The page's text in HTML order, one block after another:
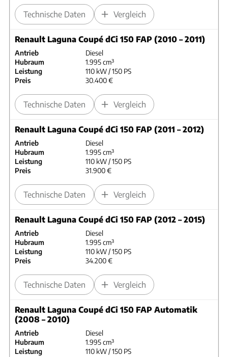
Technische Daten Vergleich
Renault Laguna Coupé dCi 150 FAP (2010 – 2011)
Antrieb
Diesel
Hubraum
1.995 cm³
Leistung
110 kW / 150 PS
Preis
30.400 €
Technische Daten Vergleich
Renault Laguna Coupé dCi 150 FAP (2011 – 2012)
Antrieb
Diesel
Hubraum
1.995 cm³
Leistung
110 kW / 150 PS
Preis
31.900 €
Technische Daten Vergleich
Renault Laguna Coupé dCi 150 FAP (2012 – 2015)
Antrieb
Diesel
Hubraum
1.995 cm³
Leistung
110 kW / 150 PS
Preis
34.200 €
Technische Daten Vergleich
Renault Laguna Coupé dCi 150 FAP Automatik
(2008 – 2010)
Antrieb
Diesel
Hubraum
1.995 cm³
Leistung
110 kW / 150 PS